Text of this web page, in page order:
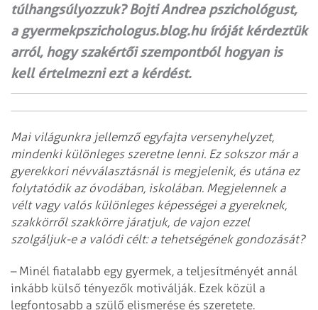
túlhangsúlyozzuk? Bojti Andrea pszichológust,
a gyermekpszichologus.blog.hu íróját kérdeztük
arról, hogy szakértői szempontból hogyan is
kell értelmezni ezt a kérdést.
Mai világunkra jellemző egyfajta versenyhelyzet,
mindenki különleges szeretne lenni. Ez sokszor már a
gyerekkori névválasztásnál is megjelenik, és utána ez
folytatódik az óvodában, iskolában. Megjelennek a
vélt vagy valós különleges képességei a gyereknek,
szakkörről szakkörre járatjuk, de vajon ezzel
szolgáljuk-e a valódi célt: a tehetségének gondozását?
– Minél fiatalabb egy gyermek, a teljesítményét annál
inkább külső tényezők motiválják. Ezek közül a
legfontosabb a szülő elismerése és szeretete.